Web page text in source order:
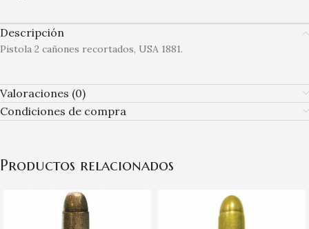
Descripción
Pistola 2 cañones recortados, USA 1881.
Valoraciones (0)
Condiciones de compra
Productos relacionados